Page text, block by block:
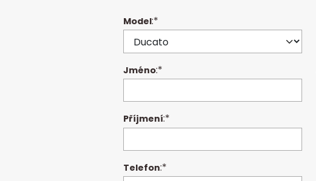
Model:*
Jméno:*
Příjmení:*
Telefon:*